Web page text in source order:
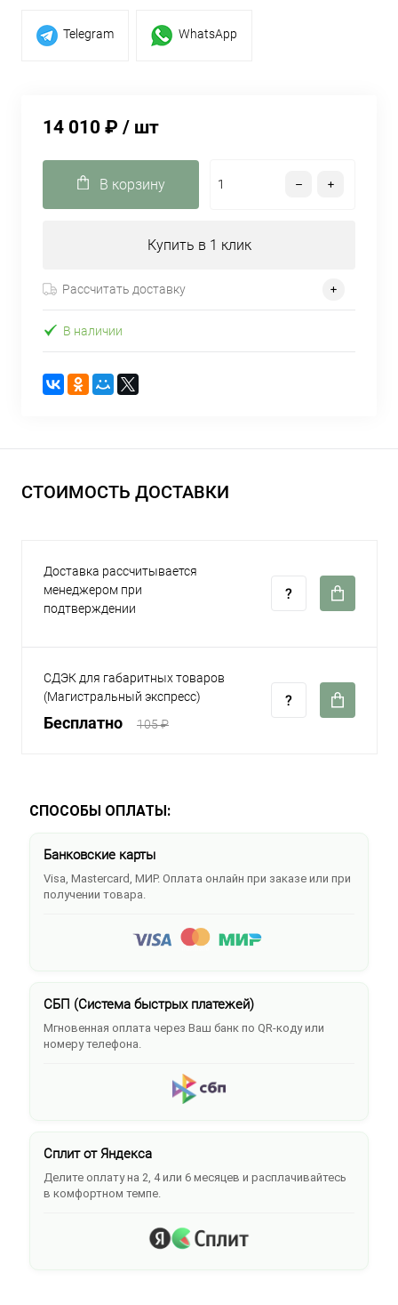
Telegram WhatsApp
14 010 ₽ / шт
В корзину
Купить в 1 клик
Рассчитать доставку
В наличии
СТОИМОСТЬ ДОСТАВКИ
Доставка рассчитывается
менеджером при
подтверждении
СДЭК для габаритных товаров
(Магистральный экспресс)
Бесплатно 105 ₽
СПОСОБЫ ОПЛАТЫ:
Банковские карты
Visa, Mastercard, МИР. Оплата онлайн при заказе или при
получении товара.
СБП (Система быстрых платежей)
Мгновенная оплата через Ваш банк по QR-коду или
номеру телефона.
Сплит от Яндекса
Делите оплату на 2, 4 или 6 месяцев и расплачивайтесь
в комфортном темпе.